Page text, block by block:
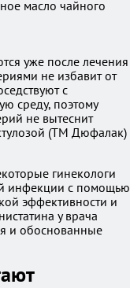
масло чайного
уже после лечения
не избавит от
с
среду, поэтому
не вытеснит
(ТМ Дюфалак)
гинекологи
инфекции с помощью
эффективности и
у врача
и обоснованные